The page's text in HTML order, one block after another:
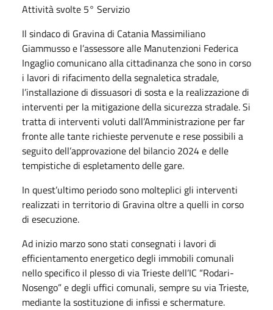
Attività svolte 5° Servizio
Il sindaco di Gravina di Catania Massimiliano
Giammusso e l’assessore alle Manutenzioni Federica
Ingaglio comunicano alla cittadinanza che sono in corso
i lavori di rifacimento della segnaletica stradale,
l’installazione di dissuasori di sosta e la realizzazione di
interventi per la mitigazione della sicurezza stradale. Si
tratta di interventi voluti dall’Amministrazione per far
fronte alle tante richieste pervenute e rese possibili a
seguito dell’approvazione del bilancio 2024 e delle
tempistiche di espletamento delle gare.
In quest’ultimo periodo sono molteplici gli interventi
realizzati in territorio di Gravina oltre a quelli in corso
di esecuzione.
Ad inizio marzo sono stati consegnati i lavori di
efficientamento energetico degli immobili comunali
nello specifico il plesso di via Trieste dell’IC “Rodari-
Nosengo” e degli uffici comunali, sempre su via Trieste,
mediante la sostituzione di infissi e schermature.